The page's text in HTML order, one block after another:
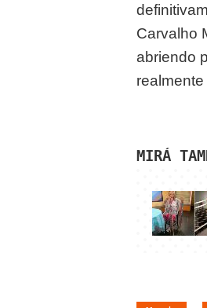
Carvalho
abriendo
MIRÁ